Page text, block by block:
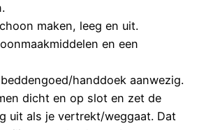
maken, leeg en uit.
en een
handdoek aanwezig.
dicht en op slot en zet de
uit als je vertrekt/weggaat. Dat